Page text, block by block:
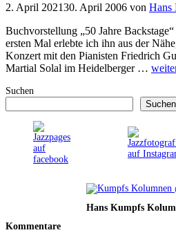
2. April 202130. April 2006 von Hans
Buchvorstellung „50 Jahre
ersten Mal erlebte ich ihn aus der
Konzert mit den Pianisten Friedrich
Martial Solal im Heidelberger …
Suchen
Suchen
Hans Kumpfs
Kommentare